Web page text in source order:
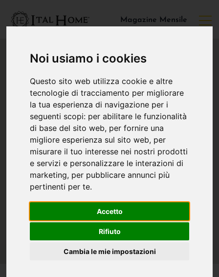
Noi usiamo i cookies
Questo sito web utilizza cookie e altre
tecnologie di tracciamento per migliorare
la tua esperienza di navigazione per i
seguenti scopi: per abilitare le funzionalità
di base del sito web, per fornire una
migliore esperienza sul sito web, per
misurare il tuo interesse nei nostri prodotti
e servizi e personalizzare le interazioni di
marketing, per pubblicare annunci più
pertinenti per te.
Accetto
Rifiuto
Cambia le mie impostazioni
Magazine Mensile